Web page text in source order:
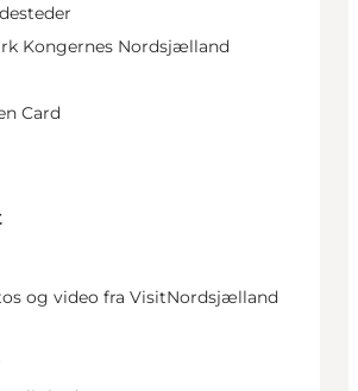
Kongernes Nordsjælland
Card
og video fra VisitNordsjælland